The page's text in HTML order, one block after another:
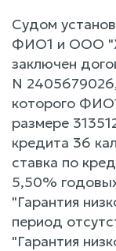
Судом
ФИО1 и ООО
заключен
N
которого
размере
кредита 36
ставка по
5,50%
"Гарантия
период
"Гарантия